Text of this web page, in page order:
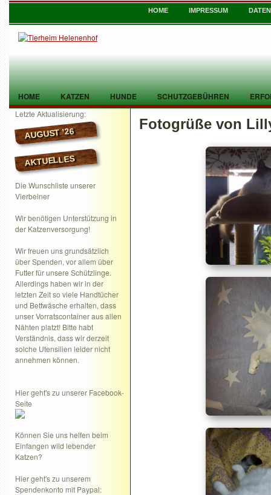
HOME IMPRESSUM
HOME KATZEN HUNDE SCHUTZGEBÜHREN
TIER GEFUNDEN KONTAKT
Letzte Aktualisierung:
AUGUST ’26
AKTUELLES
Die Wunschliste unserer
Vierbeiner
Wir benötigen Unterstützung in
der Katzenversorgung!
Wir freuen uns grundsätzlich
über Spenden, vor allem über
Futter für unsere Schützlinge.
Allerdings haben wir in der
letzten Zeit so viele Handtücher
und Bettwäsche erhalten, dass
unser Vorratscontainer aus allen
Nähten platzt! Bitte habt
Verständnis, dass wir derzeit
solche Utensilien leider nicht
annehmen können.
Hier geht's zu unserer Facebook-
Seite
Können Sie uns helfen beim
Einfangen wild lebender
Katzen?
Hier geht's zu unserem
Spendenkonto mit Paypal:
Fotogrüße von